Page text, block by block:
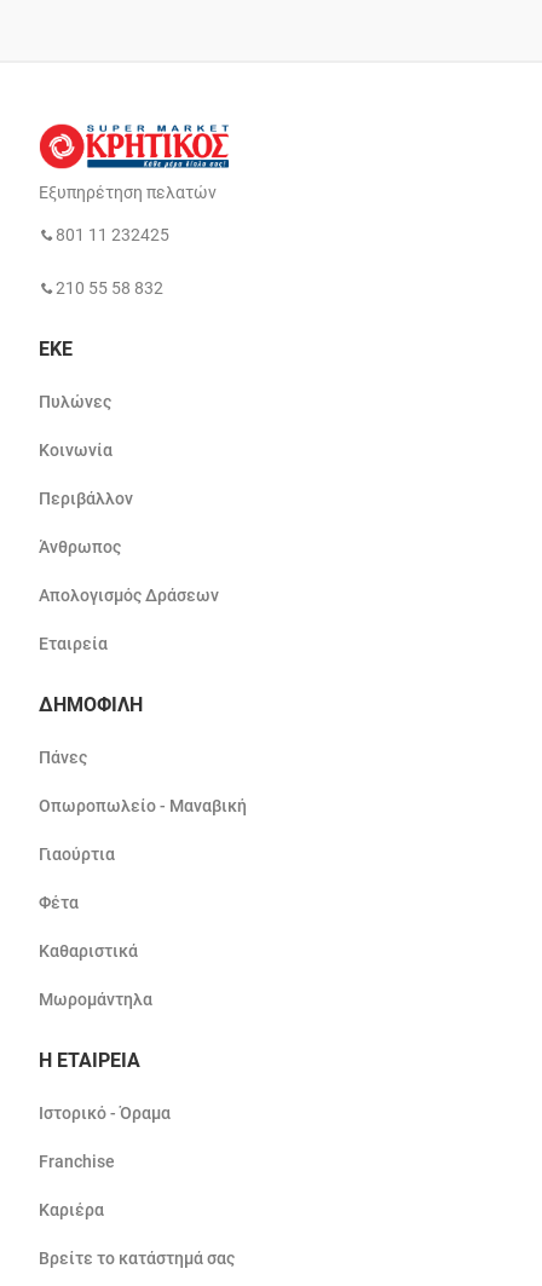
Εξυπηρέτηση πελατών
801 11 232425
210 55 58 832
ΕΚΕ
Πυλώνες
Κοινωνία
Περιβάλλον
Άνθρωπος
Απολογισμός Δράσεων
Εταιρεία
ΔΗΜΟΦΙΛΗ
Πάνες
Οπωροπωλείο - Μαναβική
Γιαούρτια
Φέτα
Καθαριστικά
Μωρομάντηλα
Η ΕΤΑΙΡΕΙΑ
Ιστορικό - Όραμα
Franchise
Καριέρα
Βρείτε το κατάστημά σας